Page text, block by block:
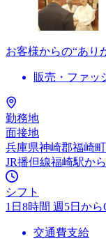
お客様からの“あり
販売・ファッ
勤務地
面接地
兵庫県神崎郡福崎
JR播但線福崎駅か
シフト
1日8時間 週5日から
交通費支給